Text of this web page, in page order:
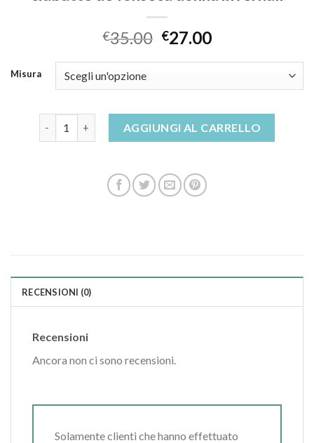
€35.00 €27.00
Misura
AGGIUNGI AL CARRELLO
RECENSIONI (0)
Recensioni
Ancora non ci sono recensioni.
Solamente clienti che hanno effettuato